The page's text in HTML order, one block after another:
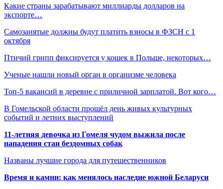
Какие страны зарабатывают миллиарды долларов на
экспорте…
Самозанятые должны будут платить взносы в ФЗСН с 1
октября
Птичий грипп фиксируется у кошек в Польше, некоторых…
Ученые нашли новый орган в организме человека
Топ-5 вакансий в деревне с приличной зарплатой. Вот кого…
В Гомельской области прошёл день живых культурных
событий и летних выступлений
11-летняя девочка из Гомеля чудом выжила после
нападения стаи бездомных собак
Названы лучшие города для путешественников
Время и камни: как менялось наследие южной Беларуси